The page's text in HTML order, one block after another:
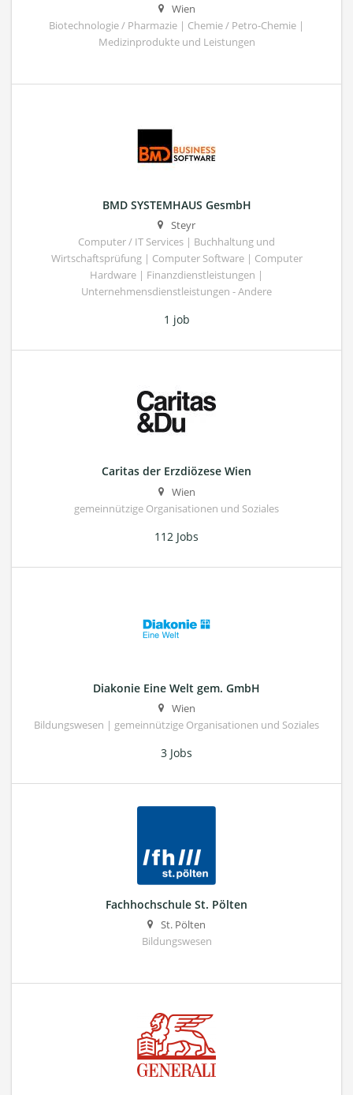
Wien
Biotechnologie / Pharmazie | Chemie / Petro-Chemie |
Medizinprodukte und Leistungen
BMD SYSTEMHAUS GesmbH
Steyr
Computer / IT Services | Buchhaltung und
Wirtschaftsprüfung | Computer Software | Computer
Hardware | Finanzdienstleistungen |
Unternehmensdienstleistungen - Andere
1 job
Caritas der Erzdiözese Wien
Wien
gemeinnützige Organisationen und Soziales
112 Jobs
Diakonie Eine Welt gem. GmbH
Wien
Bildungswesen | gemeinnützige Organisationen und Soziales
3 Jobs
Fachhochschule St. Pölten
St. Pölten
Bildungswesen